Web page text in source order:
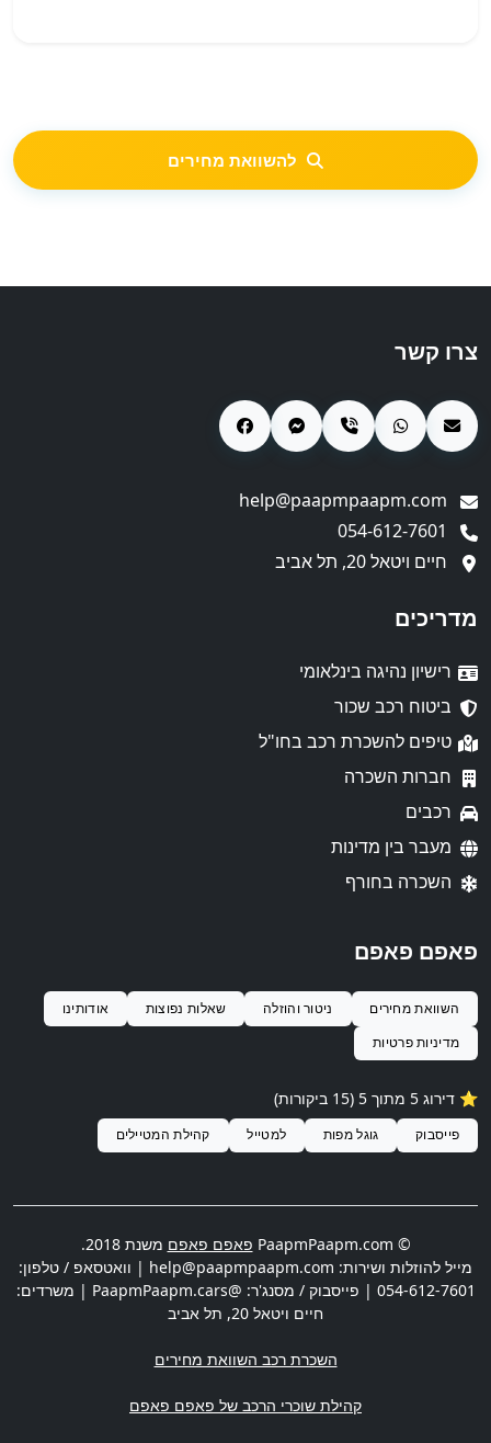
להשוואת מחירים
צרו קשר
חיים ויטאל 20, תל אביב
מדריכים
רישיון נהיגה בינלאומי
ביטוח רכב שכור
טיפים להשכרת רכב בחו"ל
חברות השכרה
רכבים
מעבר בין מדינות
השכרה בחורף
פאפם פאפם
השוואת מחירים ניטור והוזלה שאלות נפוצות
אודותינו
מדיניות פרטיות
⭐️ דירוג 5 מתוך 5 (15 ביקורות)
פייסבוק גוגל מפות למטייל קהילת המטיילים
© PaapmPaapm.com פאפם פאפם משנת 2018.
מייל להוזלות ושירות: help@paapmpaapm.com | וואטסאפ / טלפון:
054-612-7601 | פייסבוק / מסנג'ר: @PaapmPaapm.cars | משרדים:
חיים ויטאל 20
, תל אביב
השכרת רכב השוואת מחירים
קהילת שוכרי הרכב של פאפם פאפם